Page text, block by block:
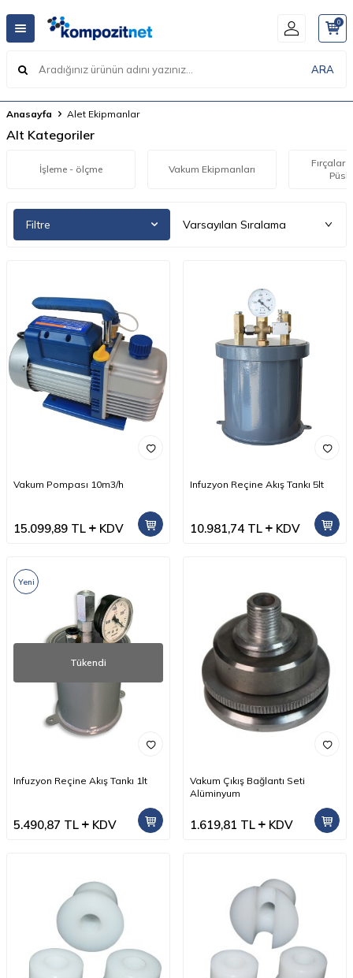
ARA
0
Anasayfa Alet Ekipmanlar
Alt Kategoriler
İşleme - ölçme Vakum Ekipmanları
Fırçalar
Filtre
Vakum Pompası 10m3/h
15.099,89 TL KDV
Infuzyon Reçine Akış Tankı 5lt
10.981,74 TL KDV
Yeni
Tükendi
Infuzyon Reçine Akış Tankı 1lt
5.490,87 TL KDV
Vakum Çıkış Bağlantı Seti
Alüminyum
1.619,81 TL KDV